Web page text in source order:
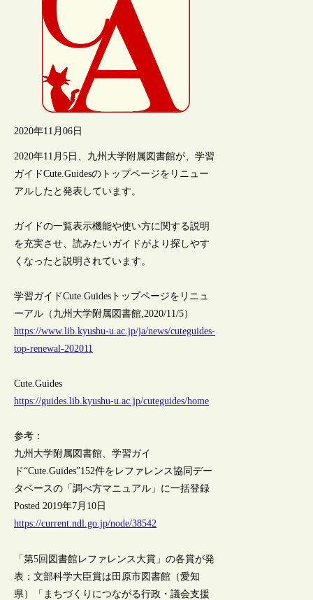
2020年11月06日
2020年11月5日、九州大学附属図書館が、学習
ガイドCute.Guidesのトップページをリニュー
アルしたと発表しています。
ガイドの一覧表示機能や使い方に関する説明
を充実させ、読みたいガイドがより探しやす
くなったと説明されています。
学習ガイドCute.Guidesトップページをリニュ
ーアル（九州大学附属図書館,2020/11/5）
https://www.lib.kyushu-u.ac.jp/ja/news/cuteguides-
top-renewal-202011
Cute.Guides
https://guides.lib.kyushu-u.ac.jp/cuteguides/home
参考：
九州大学附属図書館、学習ガイ
ド“Cute.Guides”152件をレファレンス協同デー
タベースの「調べ方マニュアル」に一括登録
Posted 2019年7月10日
https://current.ndl.go.jp/node/38542
「第5回図書館レファレンス大賞」の各賞が発
表：文部科学大臣賞は田原市図書館（愛知
県）「まちづくりにつながる行政・議会支援